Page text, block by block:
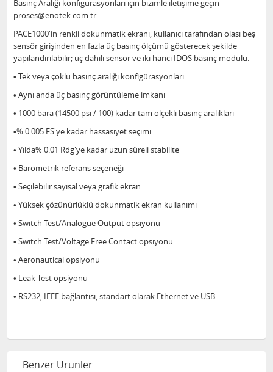
Basınç Aralığı konfigürasyonları için bizimle iletişime geçin
proses@enotek.com.tr
PACE1000'in renkli dokunmatik ekranı, kullanıcı tarafından olası beş
sensör girişinden en fazla üç basınç ölçümü gösterecek şekilde
yapılandırılabilir; üç dahili sensör ve iki harici IDOS basınç modülü.
• Tek veya çoklu basınç aralığı konfigürasyonları
• Aynı anda üç basınç görüntüleme imkanı
• 1000 bara (14500 psi / 100) kadar tam ölçekli basınç aralıkları
•% 0.005 FS'ye kadar hassasiyet seçimi
• Yılda% 0.01 Rdg'ye kadar uzun süreli stabilite
• Barometrik referans seçeneği
• Seçilebilir sayısal veya grafik ekran
• Yüksek çözünürlüklü dokunmatik ekran kullanımı
• Switch Test/Analogue Output opsiyonu
• Switch Test/Voltage Free Contact opsiyonu
• Aeronautical opsiyonu
• Leak Test opsiyonu
• RS232, IEEE bağlantısı, standart olarak Ethernet ve USB
Benzer Ürünler